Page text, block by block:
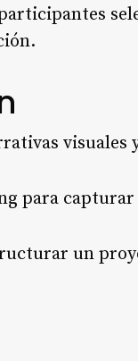
visuales
para
un